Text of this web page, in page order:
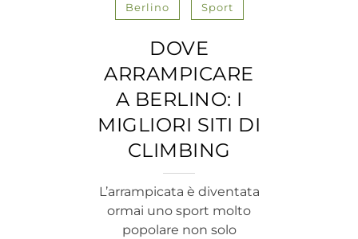
Berlino Sport
DOVE
ARRAMPICARE
A BERLINO: I
MIGLIORI SITI DI
CLIMBING
L’arrampicata è diventata
ormai uno sport molto
popolare non solo